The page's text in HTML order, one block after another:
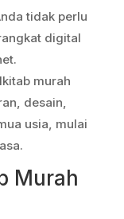
tidak perlu
digital
murah
desain,
usia, mulai
Murah